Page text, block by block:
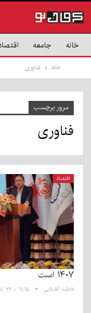
خانه جامعه
خانه فناوری
مرور برچسب
فناوری
اقتصاد
۱۴۰۷ است
فاطمه آقاملایی ۱۱:۱۸ - ۲۲ آذر ۱۴۰۴